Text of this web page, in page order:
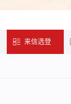
来信选登